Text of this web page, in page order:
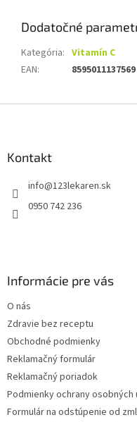
Dodatočné
Kategória: Vitamín C
EAN: 8595011137569
Kontakt
info@123lekaren.sk
0950 742 236
Informácie pre vás
O nás
Zdravie bez receptu
Obchodné podmienky
Reklamačný formulár
Reklamačný poriadok
Podmienky ochrany osobných
Formulár na odstúpenie od